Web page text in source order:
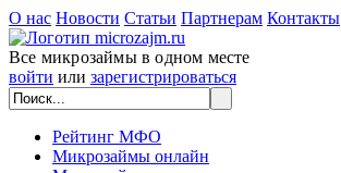
О нас Новости Статьи Партнерам Контакты
Все микрозаймы в одном месте
войти или зарегистрироваться
Рейтинг МФО
Микрозаймы онлайн